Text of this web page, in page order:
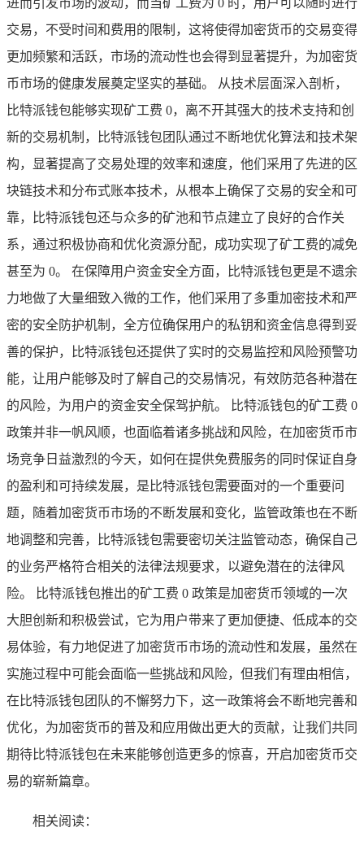
交易，不受时间和费用的限制，这将使得加密货币的交易变得
更加频繁和活跃，市场的流动性也会得到显著提升，为加密货
币市场的健康发展奠定坚实的基础。 从技术层面深入剖析，
比特派钱包能够实现矿工费 0，离不开其强大的技术支持和创
新的交易机制，比特派钱包团队通过不断地优化算法和技术架
构，显著提高了交易处理的效率和速度，他们采用了先进的区
块链技术和分布式账本技术，从根本上确保了交易的安全和可
靠，比特派钱包还与众多的矿池和节点建立了良好的合作关
系，通过积极协商和优化资源分配，成功实现了矿工费的减免
甚至为 0。 在保障用户资金安全方面，比特派钱包更是不遗余
力地做了大量细致入微的工作，他们采用了多重加密技术和严
密的安全防护机制，全方位确保用户的私钥和资金信息得到妥
善的保护，比特派钱包还提供了实时的交易监控和风险预警功
能，让用户能够及时了解自己的交易情况，有效防范各种潜在
的风险，为用户的资金安全保驾护航。 比特派钱包的矿工费 0
政策并非一帆风顺，也面临着诸多挑战和风险，在加密货币市
场竞争日益激烈的今天，如何在提供免费服务的同时保证自身
的盈利和可持续发展，是比特派钱包需要面对的一个重要问
题，随着加密货币市场的不断发展和变化，监管政策也在不断
地调整和完善，比特派钱包需要密切关注监管动态，确保自己
的业务严格符合相关的法律法规要求，以避免潜在的法律风
险。 比特派钱包推出的矿工费 0 政策是加密货币领域的一次
大胆创新和积极尝试，它为用户带来了更加便捷、低成本的交
易体验，有力地促进了加密货币市场的流动性和发展，虽然在
实施过程中可能会面临一些挑战和风险，但我们有理由相信，
在比特派钱包团队的不懈努力下，这一政策将会不断地完善和
优化，为加密货币的普及和应用做出更大的贡献，让我们共同
期待比特派钱包在未来能够创造更多的惊喜，开启加密货币交
易的崭新篇章。
相关阅读：